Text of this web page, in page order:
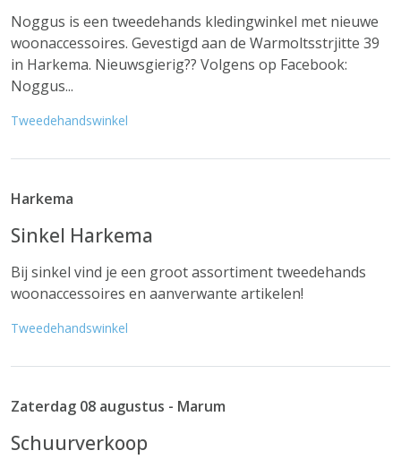
Noggus is een tweedehands kledingwinkel met nieuwe
woonaccessoires. Gevestigd aan de Warmoltsstrjitte 39
in Harkema. Nieuwsgierig?? Volgens op Facebook:
Noggus...
Tweedehandswinkel
Harkema
Sinkel Harkema
Bij sinkel vind je een groot assortiment tweedehands
woonaccessoires en aanverwante artikelen!
Tweedehandswinkel
Zaterdag 08 augustus - Marum
Schuurverkoop